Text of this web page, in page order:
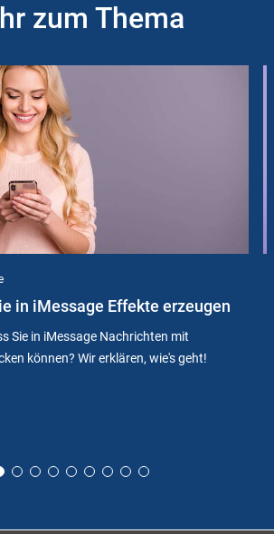
zum Thema
in iMessage Effekte erzeugen
Sie in iMessage Nachrichten mit
können? Wir erklären, wie's geht!